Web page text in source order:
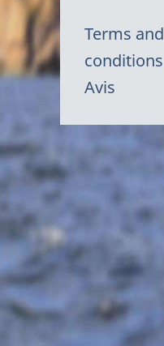
Terms and
conditions
Avis